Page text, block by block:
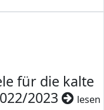
für die kalte
2023
lesen